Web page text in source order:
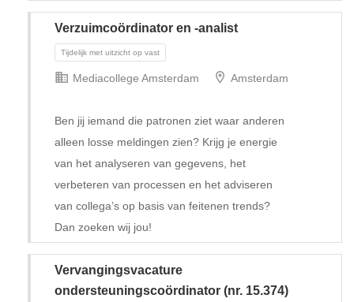
Verzuimcoördinator en -analist
Mediacollege Amsterdam Amsterdam
Ben jij iemand die patronen ziet waar anderen
alleen losse meldingen zien? Krijg je energie
van het analyseren van gegevens, het
verbeteren van processen en het adviseren
van collega’s op basis van feitenen trends?
Dan zoeken wij jou!
Vervangingsvacature
ondersteuningscoördinator (nr. 15.374)